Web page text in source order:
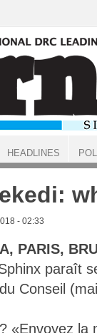
- 02:33
PARIS,
paraît
Conseil
«Envoyez la
HEADLINES